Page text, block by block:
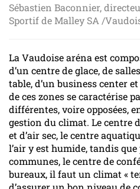
Sébastien Baconnier,
Sportif de Malley SA /
La Vaudoise aréna est
d’un centre de glace, de
table, d’un business center
de ces zones se caractérise
différentes, voire opposées,
gestion du climat. Le centre
et d’air sec, le centre
l’air y est humide, tandis
communes, le centre de
bureaux, il faut un climat «